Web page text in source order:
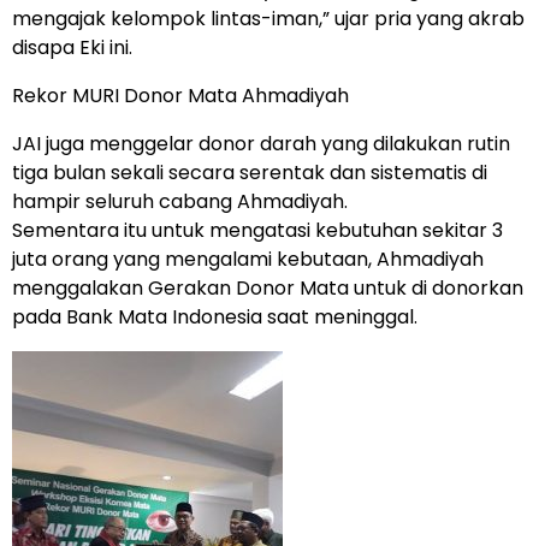
mengajak kelompok lintas-iman,” ujar pria yang akrab
disapa Eki ini.
Rekor MURI Donor Mata Ahmadiyah
JAI juga menggelar donor darah yang dilakukan rutin
tiga bulan sekali secara serentak dan sistematis di
hampir seluruh cabang Ahmadiyah.
Sementara itu untuk mengatasi kebutuhan sekitar 3
juta orang yang mengalami kebutaan, Ahmadiyah
menggalakan Gerakan Donor Mata untuk di donorkan
pada Bank Mata Indonesia saat meninggal.